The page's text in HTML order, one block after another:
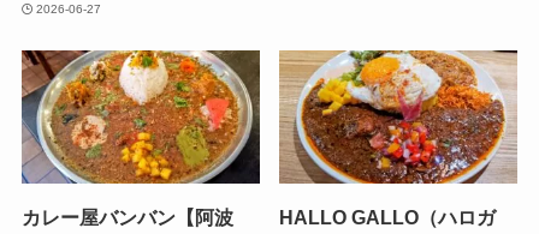
2026-06-27
カレー屋バンバン【阿波
HALLO GALLO（ハロガ